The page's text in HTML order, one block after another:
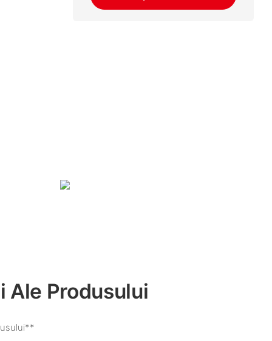
Ale Produsului